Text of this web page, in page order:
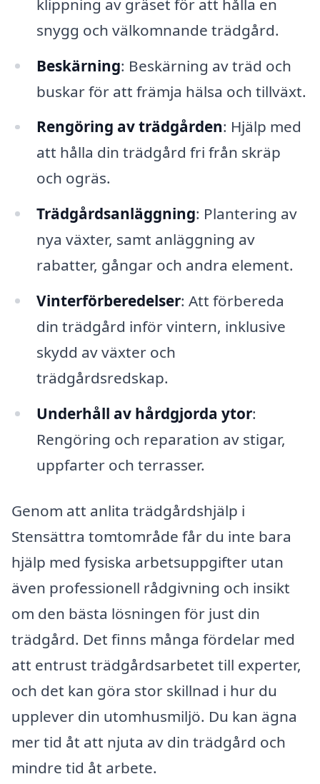
klippning av gräset för att hålla en
snygg och välkomnande trädgård.
Beskärning: Beskärning av träd och
buskar för att främja hälsa och tillväxt.
Rengöring av trädgården: Hjälp med
att hålla din trädgård fri från skräp
och ogräs.
Trädgårdsanläggning: Plantering av
nya växter, samt anläggning av
rabatter, gångar och andra element.
Vinterförberedelser: Att förbereda
din trädgård inför vintern, inklusive
skydd av växter och
trädgårdsredskap.
Underhåll av hårdgjorda ytor:
Rengöring och reparation av stigar,
uppfarter och terrasser.
Genom att anlita trädgårdshjälp i
Stensättra tomtområde får du inte bara
hjälp med fysiska arbetsuppgifter utan
även professionell rådgivning och insikt
om den bästa lösningen för just din
trädgård. Det finns många fördelar med
att entrust trädgårdsarbetet till experter,
och det kan göra stor skillnad i hur du
upplever din utomhusmiljö. Du kan ägna
mer tid åt att njuta av din trädgård och
mindre tid åt arbete.